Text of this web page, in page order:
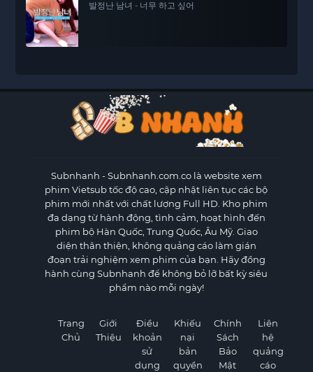
발정난 남녀 - 너무 하고 싶어
Subnhanh - Subnhanh.com.co là website xem
phim Vietsub tốc độ cao, cập nhật liên tục các bộ
phim mới nhất với chất lượng Full HD. Kho phim
đa dạng từ hành động, tình cảm, hoạt hình đến
phim bộ Hàn Quốc, Trung Quốc, Âu Mỹ. Giao
diện thân thiện, không quảng cáo làm gián
đoạn trải nghiệm xem phim của bạn. Hãy đồng
hành cùng Subnhanh để không bỏ lỡ bất kỳ siêu
phẩm nào mỗi ngày!
Trang
Chủ
Giới
Thiệu
Điều
khoản
sử
dụng
Khiếu
nại
bản
quyền
Chính
Sách
Bảo
Mật
Liên
hệ
quảng
cáo